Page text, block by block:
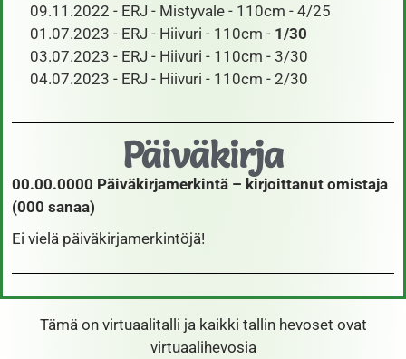
09.11.2022 - ERJ - Mistyvale - 110cm - 4/25
01.07.2023 - ERJ - Hiivuri - 110cm - 1/30
03.07.2023 - ERJ - Hiivuri - 110cm - 3/30
04.07.2023 - ERJ - Hiivuri - 110cm - 2/30
Päiväkirja
00.00.0000 Päiväkirjamerkintä – kirjoittanut omistaja
(000 sanaa)
Ei vielä päiväkirjamerkintöjä!
Tämä on virtuaalitalli ja kaikki tallin hevoset ovat
virtuaalihevosia